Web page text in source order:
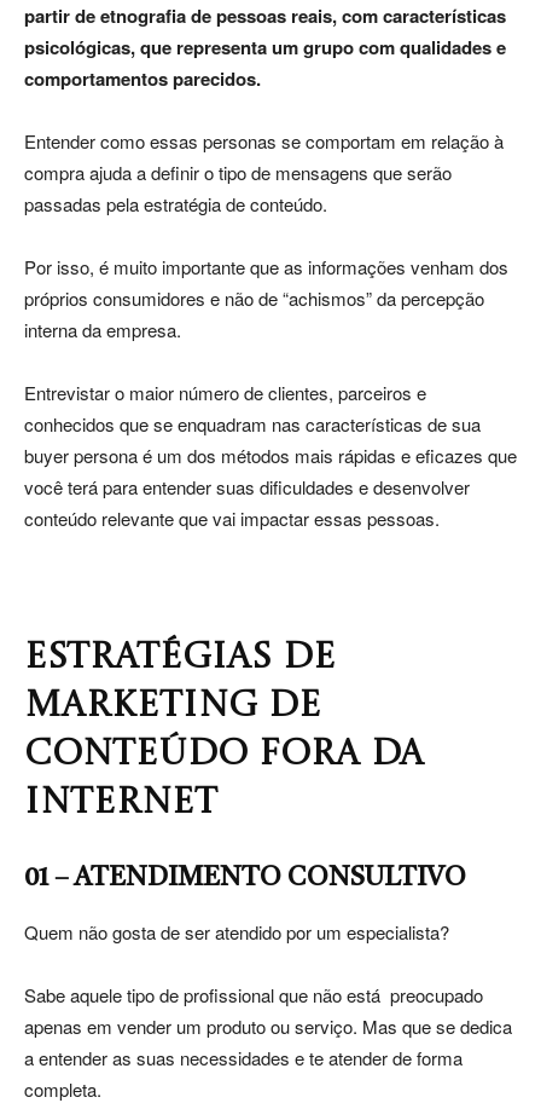
partir de etnografia de pessoas reais, com características
psicológicas, que representa um grupo com qualidades e
comportamentos parecidos.
Entender como essas personas se comportam em relação à
compra ajuda a definir o tipo de mensagens que serão
passadas pela estratégia de conteúdo.
Por isso, é muito importante que as informações venham dos
próprios consumidores e não de “achismos” da percepção
interna da empresa.
Entrevistar o maior número de clientes, parceiros e
conhecidos que se enquadram nas características de sua
buyer persona é um dos métodos mais rápidas e eficazes que
você terá para entender suas dificuldades e desenvolver
conteúdo relevante que vai impactar essas pessoas.
ESTRATÉGIAS DE
MARKETING DE
CONTEÚDO FORA DA
INTERNET
01 – ATENDIMENTO CONSULTIVO
Quem não gosta de ser atendido por um especialista?
Sabe aquele tipo de profissional que não está preocupado
apenas em vender um produto ou serviço. Mas que se dedica
a entender as suas necessidades e te atender de forma
completa.